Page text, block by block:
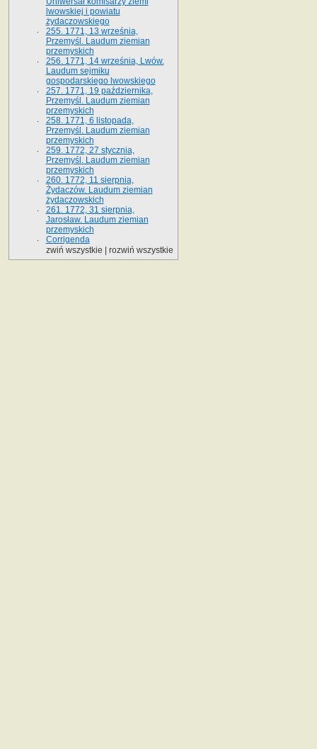
lwowskiej i powiatu
żydaczowskiego
255. 1771, 13 września,
Przemyśl. Laudum ziemian
przemyskich
256. 1771, 14 września, Lwów.
Laudum sejmiku
gospodarskiego lwowskiego
257. 1771, 19 października,
Przemyśl. Laudum ziemian
przemyskich
258. 1771, 6 listopada,
Przemyśl. Laudum ziemian
przemyskich
259. 1772, 27 stycznia,
Przemyśl. Laudum ziemian
przemyskich
260. 1772, 11 sierpnia,
Żydaczów. Laudum ziemian
żydaczowskich
261. 1772, 31 sierpnia,
Jarosław. Laudum ziemian
przemyskich
Corrigenda
zwiń wszystkie
rozwiń wszystkie